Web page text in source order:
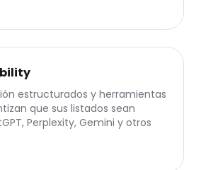
estructurados y herramientas
que sus listados sean
Perplexity, Gemini y otros